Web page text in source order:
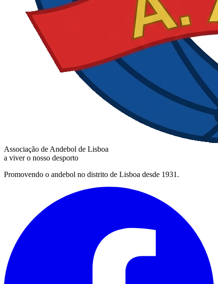
Associação de Andebol de Lisboa
a viver o nosso desporto
Promovendo o andebol no distrito de Lisboa desde 1931.